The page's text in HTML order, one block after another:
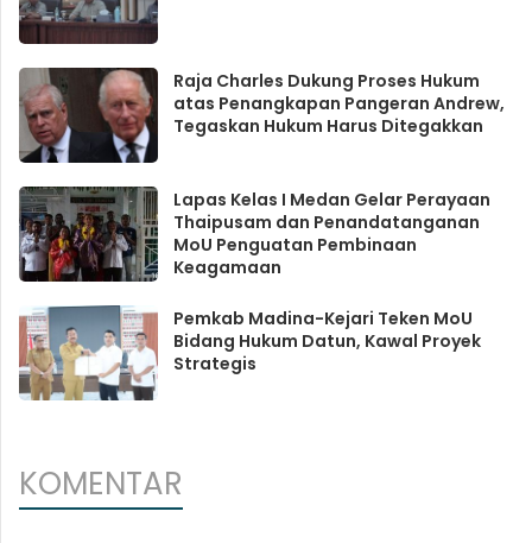
Raja Charles Dukung Proses Hukum
atas Penangkapan Pangeran Andrew,
Tegaskan Hukum Harus Ditegakkan
Lapas Kelas I Medan Gelar Perayaan
Thaipusam dan Penandatanganan
MoU Penguatan Pembinaan
Keagamaan
Pemkab Madina-Kejari Teken MoU
Bidang Hukum Datun, Kawal Proyek
Strategis
KOMENTAR